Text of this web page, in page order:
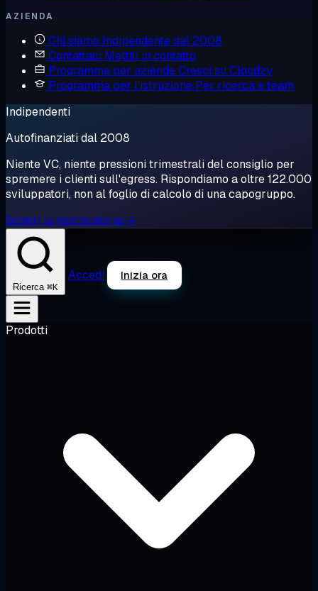
AZIENDA
Chi siamo Indipendente dal 2008
Contattaci Mettiti in contatto
Programma per aziendeCresci su Cloudzy
Programma per l'istruzione Per ricerca e team
Indipendenti
Autofinanziati dal 2008
Niente VC, niente pressioni trimestrali del consiglio per
spremere i clienti sull'egress. Rispondiamo a oltre 122.000
sviluppatori, non al foglio di calcolo di una capogruppo.
Scopri la nostra storia →
Ricerca ⌘K
Accedi Inizia ora
Prodotti